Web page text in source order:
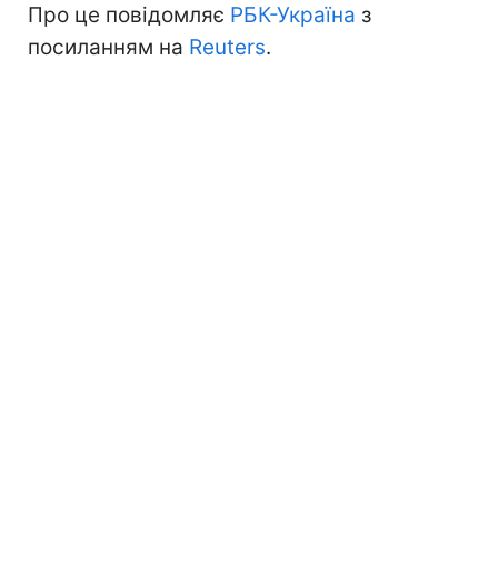
Про це повідомляє РБК-Україна з
посиланням на Reuters.